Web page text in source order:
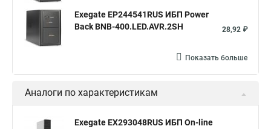
Exegate EP244541RUS ИБП Power
Back BNB-400.LED.AVR.2SH
28,92 ₽
Показать больше
Аналоги по характеристикам
Exegate EX293048RUS ИБП On-line